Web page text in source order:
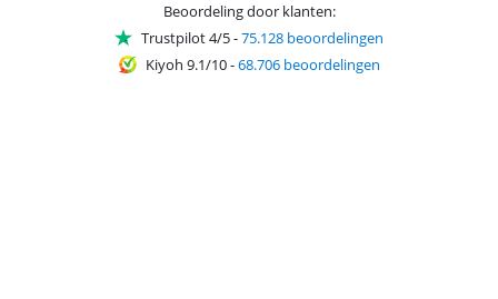
Beoordeling door klanten:
Trustpilot 4/5-75.128 beoordelingen
Kiyoh 9.1/10-68.706 beoordelingen